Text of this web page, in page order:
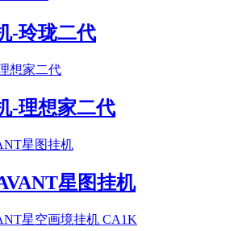
-玲珑二代
-理想家二代
星图挂机